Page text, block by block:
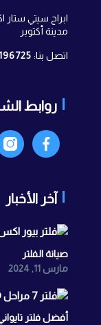
ابراج سيتي ستار
مدينة أكتوبر
اتصل بنا:
روابط
Facebook
آخر الأخبار
صيانة الفلتر
مارس 11, 2024
أفضل فلتر تايواني 7